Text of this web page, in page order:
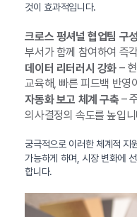
것이 효과적입니다.
크로스 펑셔널 협업팀 구성
부서가 함께 참여하여 즉
데이터 리터러시 강화– 현
교육해, 빠른 피드백 반영
자동화 보고 체계 구축 –
의사결정의 속도를 높입
궁극적으로 이러한 체계적 지
가능하게 하며, 시장 변화에
합니다.